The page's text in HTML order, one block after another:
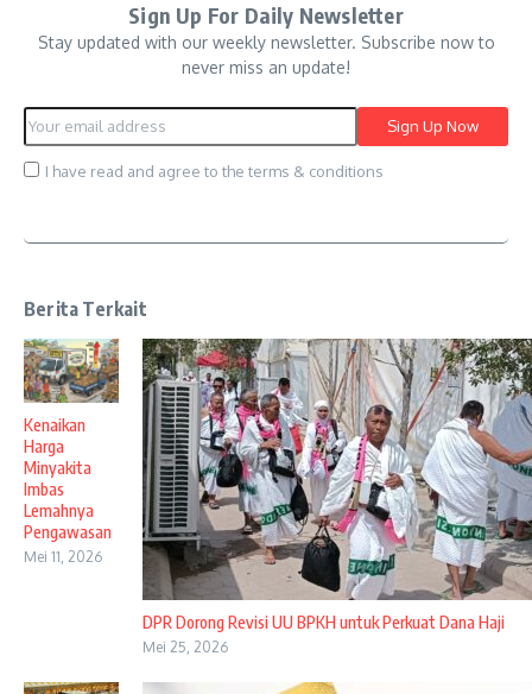
Sign Up For Daily Newsletter
Stay updated with our weekly newsletter. Subscribe now to
never miss an update!
I have read and agree to the terms & conditions
Berita Terkait
Kenaikan
Harga
Minyakita
Imbas
Lemahnya
Pengawasan
Mei 11, 2026
DPR Dorong Revisi UU BPKH untuk Perkuat Dana Haji
Mei 25, 2026